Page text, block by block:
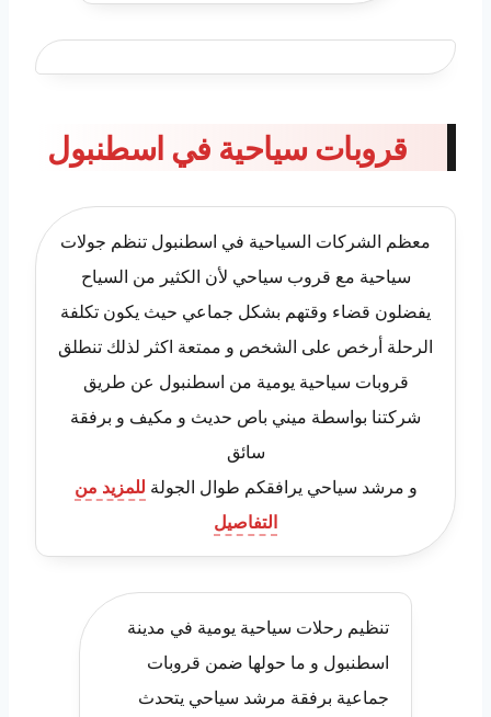
قروبات سياحية في اسطنبول
معظم الشركات السياحية في اسطنبول تنظم جولات
سياحية مع قروب سياحي لأن الكثير من السياح
يفضلون قضاء وقتهم بشكل جماعي حيث يكون تكلفة
الرحلة أرخص على الشخص و ممتعة اكثر لذلك تنطلق
قروبات سياحية يومية من اسطنبول عن طريق
شركتنا بواسطة ميني باص حديث و مكيف و برفقة
سائق
و مرشد سياحي يرافقكم طوال الجولة للمزيد من
التفاصيل
تنظيم رحلات سياحية يومية في مدينة
اسطنبول و ما حولها ضمن قروبات
جماعية برفقة مرشد سياحي يتحدث